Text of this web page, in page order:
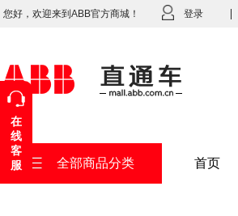
您好，欢迎来到ABB官方商城！ 登录
全部商品分类 首页
在
线
客
服